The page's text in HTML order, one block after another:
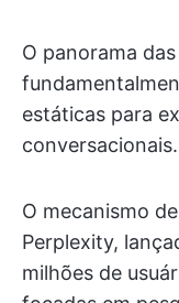
O panorama
estáticas para
conversacionais.
O mecanismo
Perplexity,
milhões de